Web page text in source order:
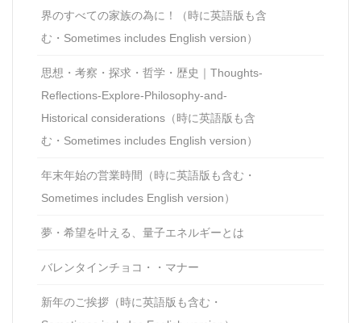
界のすべての家族の為に！（時に英語版も含
む・Sometimes includes English version）
思想・考察・探求・哲学・歴史｜Thoughts-
Reflections-Explore-Philosophy-and-
Historical considerations（時に英語版も含
む・Sometimes includes English version）
年末年始の営業時間（時に英語版も含む・
Sometimes includes English version）
夢・希望を叶える、量子エネルギーとは
バレンタインチョコ・・マナー
新年のご挨拶（時に英語版も含む・